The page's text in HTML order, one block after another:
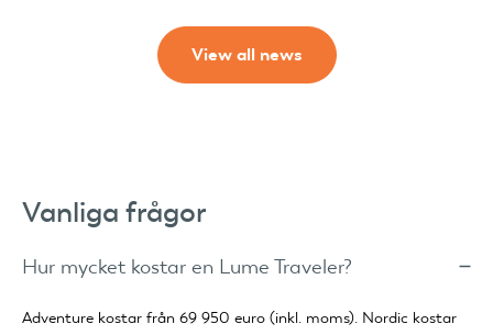
View all news
Vanliga frågor
Hur mycket kostar en Lume Traveler?
Adventure kostar från 69 950 euro (inkl. moms). Nordic kostar